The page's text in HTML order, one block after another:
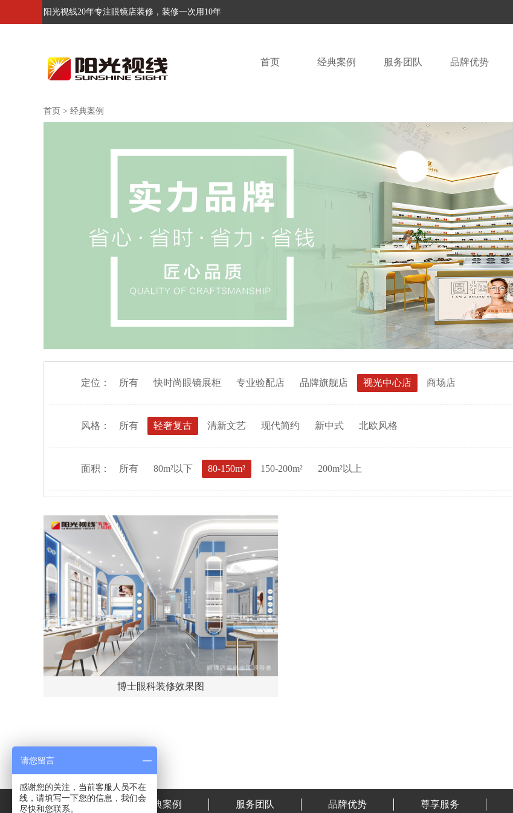
阳光视线20年专注眼镜店装修，装修一次用10年
首页 经典案例 服务团队 品牌优势
首页 > 经典案例
定位： 所有 快时尚眼镜展柜 专业验配店 品牌旗舰店 视光中心店 商场店
风格： 所有 轻奢复古 清新文艺 现代简约 新中式 北欧风格
面积： 所有 80m²以下 80-150m² 150-200m² 200m²以上
博士眼科装修效果图
首页 经典案例 服务团队 品牌优势 尊享服务
请您留言
感谢您的关注，当前客服人员不在
线，请填写一下您的信息，我们会
尽快和您联系。